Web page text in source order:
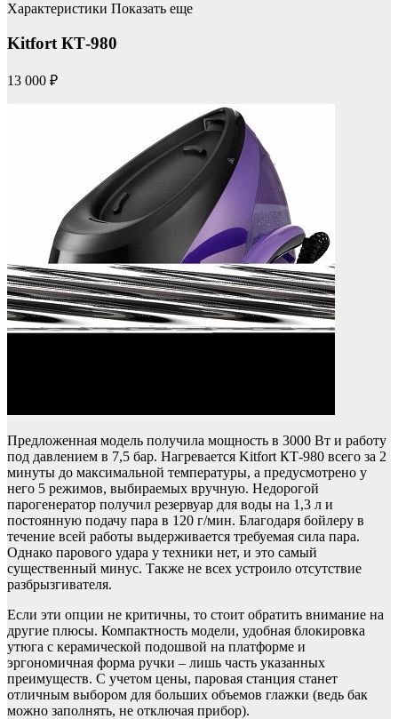
Характеристики Показать еще
Kitfort КТ-980
13 000 ₽
Предложенная модель получила мощность в 3000 Вт и работу
под давлением в 7,5 бар. Нагревается Kitfort КТ-980 всего за 2
минуты до максимальной температуры, а предусмотрено у
него 5 режимов, выбираемых вручную. Недорогой
парогенератор получил резервуар для воды на 1,3 л и
постоянную подачу пара в 120 г/мин. Благодаря бойлеру в
течение всей работы выдерживается требуемая сила пара.
Однако парового удара у техники нет, и это самый
существенный минус. Также не всех устроило отсутствие
разбрызгивателя.
Если эти опции не критичны, то стоит обратить внимание на
другие плюсы. Компактность модели, удобная блокировка
утюга с керамической подошвой на платформе и
эргономичная форма ручки – лишь часть указанных
преимуществ. С учетом цены, паровая станция станет
отличным выбором для больших объемов глажки (ведь бак
можно заполнять, не отключая прибор).